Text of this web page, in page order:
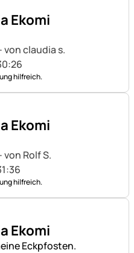
Ekomi
von claudia s.
hilfreich.
Ekomi
von Rolf S.
hilfreich.
Ekomi
Eckpfosten.